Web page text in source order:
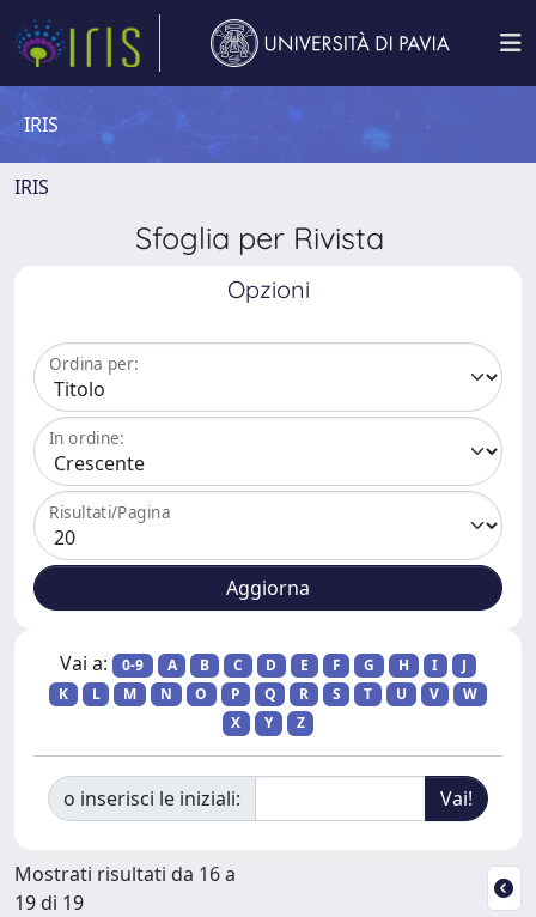
IRIS
IRIS
Sfoglia per Rivista
Opzioni
Ordina per:
In ordine:
Risultati/Pagina
Vai a: 0-9 A B C D E F G H I
J
K
L M N O P Q R S T U V
W
X
Y Z
o inserisci le iniziali:
Mostrati risultati da 16 a
19 di 19